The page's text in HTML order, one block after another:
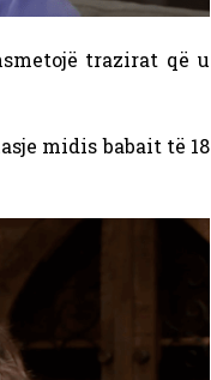
trazirat që u
midis babait të 18